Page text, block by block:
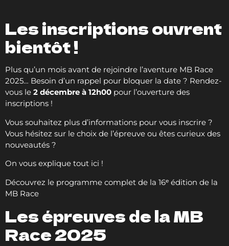
Les inscriptions ouvrent
bientôt !
Plus qu’un mois avant de rejoindre l’aventure MB Race
2025… Besoin d’un rappel pour bloquer la date ? Rendez-
vous le 2 décembre à 12h00 pour l’ouverture des
inscriptions !
Vous souhaitez plus d’informations pour vous inscrire ?
Vous hésitez sur le choix de l’épreuve ou êtes curieux des
nouveautés ?
On vous explique tout ici !
Découvrez le programme complet de la 16ᵉ édition de la
MB Race
Les épreuves de la MB
Race 2025